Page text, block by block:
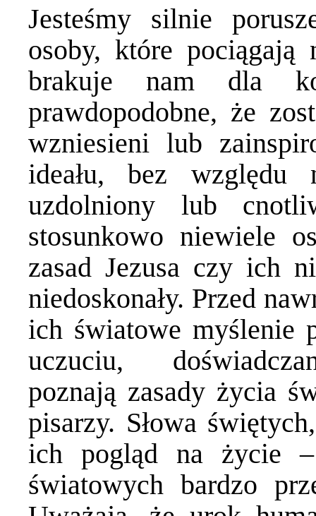
Jesteśmy silnie
osoby, które pociągają
brakuje nam dla
prawdopodobne, że
wzniesieni lub
ideału, bez
uzdolniony lub
stosunkowo niewiele
zasad Jezusa czy ich
niedoskonały. Przed
ich światowe myślenie
uczuciu,
poznają zasady życia
pisarzy. Słowa
ich pogląd na życie
światowych bardzo